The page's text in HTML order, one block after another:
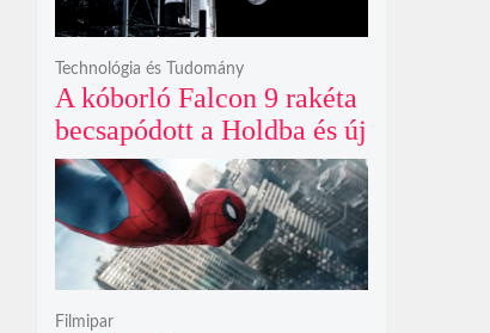
A kóborló Falcon 9 rakéta
becsapódott a Holdba és új
krátert hagyott maga után
Technológia és Tudomány
Filmipar